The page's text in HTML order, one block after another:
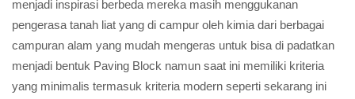
menjadi inspirasi berbeda mereka masih menggukanan
pengerasa tanah liat yang di campur oleh kimia dari berbagai
campuran alam yang mudah mengeras untuk bisa di padatkan
menjadi bentuk Paving Block namun saat ini memiliki kriteria
yang minimalis termasuk kriteria modern seperti sekarang ini